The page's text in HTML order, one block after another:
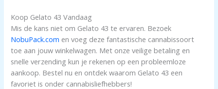
Koop Gelato 43 Vandaag
Mis de kans niet om Gelato 43 te ervaren. Bezoek
NobuPack.com en voeg deze fantastische cannabissoort
toe aan jouw winkelwagen. Met onze veilige betaling en
snelle verzending kun je rekenen op een probleemloze
aankoop. Bestel nu en ontdek waarom Gelato 43 een
favoriet is onder cannabisliefhebbers!